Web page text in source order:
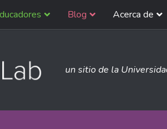
Blog Acerca de
un sitio de la